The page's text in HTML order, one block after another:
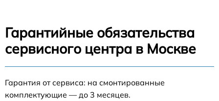
Гарантийные обязательства
сервисного центра в Москве
Гарантия от сервиса: на смонтированные
комплектующие — до 3 месяцев.